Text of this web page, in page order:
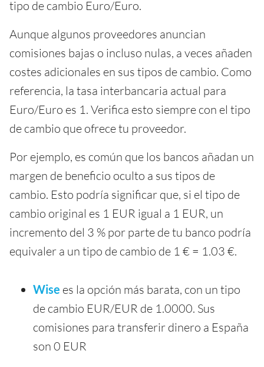
tipo de cambio Euro/Euro.
Aunque algunos proveedores anuncian
comisiones bajas o incluso nulas, a veces añaden
costes adicionales en sus tipos de cambio. Como
referencia, la tasa interbancaria actual para
Euro/Euro es 1. Verifica esto siempre con el tipo
de cambio que ofrece tu proveedor.
Por ejemplo, es común que los bancos añadan un
margen de beneficio oculto a sus tipos de
cambio. Esto podría significar que, si el tipo de
cambio original es 1 EUR igual a 1 EUR, un
incremento del 3 % por parte de tu banco podría
equivaler a un tipo de cambio de 1 € = 1.03 €.
Wise es la opción más barata, con un tipo
de cambio EUR/EUR de 1.0000. Sus
comisiones para transferir dinero a España
son 0 EUR